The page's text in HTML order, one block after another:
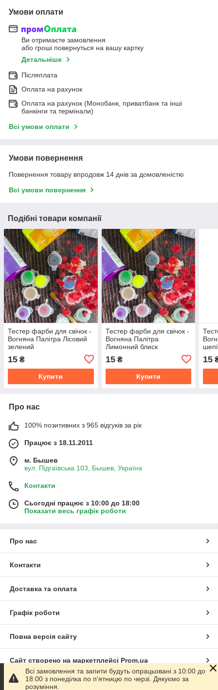
Умови оплати
Ви отримаєте замовлення
або гроші повернуться на вашу картку
Детальніше
Післяплата
Оплата на рахунок
Оплата на рахунок (Монобанк, приватбанк та інші
банкінги та термінали)
Всі умови оплати
Умови повернення
Повернення товару впродовж 14 днів за домовленістю
Всі умови повернення
Подібні товари компанії
Тестер фарби для свічок -
Вогняна Палітра Лісовий
зелений
15 ₴
Купити
Тестер фарби для свічок -
Вогняна Палітра
Лимонний блиск
15₴
Купити
15
Про нас
100% позитивних з 965 відгуків за рік
Працює з 18.11.2011
м. Бышев
вул. Підгаївська 103, Бышев, Україна
Контакти
Сьогодні працює з 10:00 до 18:00
Показати весь графік роботи
Про нас
Контакти
Доставка та оплата
Графік роботи
Повна версія сайту
Сайт створено на маркетплейсі Prom.ua
Політика конфіденційності
Всі замовлення та запити будуть опрацьовані з 10:00 до
18:00 з понеділка по п'ятницю по черзі. Дякуємо за
розуміння.